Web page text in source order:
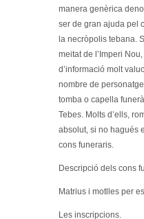
manera genèrica
ser de gran ajuda pel
la necròpolis tebana.
meitat de l’Imperi
d’informació molt
nombre de
tomba o capella
Tebes. Molts d’ells,
absolut, si no hagués
cons funeraris.
Descripció dels cons
Matrius i motlles per
Les inscripcions.